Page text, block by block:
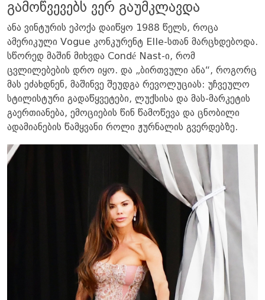
გამოწვევებს ვერ გაუმკლავდა
ანა ვინტურის ეპოქა დაიწყო 1988 წელს, როცა
ამერიკული Vogue კონკურენტ Elle-სთან მარცხდებოდა.
სწორედ მაშინ მიხვდა Condé Nast-ი, რომ
ცვლილებების დრო იყო. და „ბირთვული ანა“, როგორც
მას ეძახდნენ, მაშინვე შეუდგა რევოლუციას: უჩვეულო
სტილისტური გადაწყვეტები, ლუქსისა და მას-მარკეტის
გაერთიანება, ემოციების წინ წამოწევა და ცნობილი
ადამიანების წამყვანი როლი ჟურნალის გვერდებზე.